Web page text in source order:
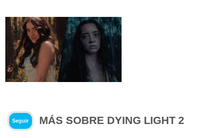
Seguir MÁS SOBRE DYING LIGHT 2